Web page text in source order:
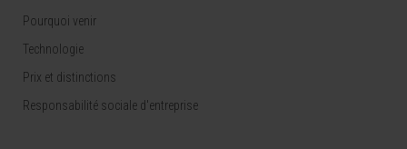
Pourquoi venir
Technologie
Prix et distinctions
Responsabilité sociale d'entreprise